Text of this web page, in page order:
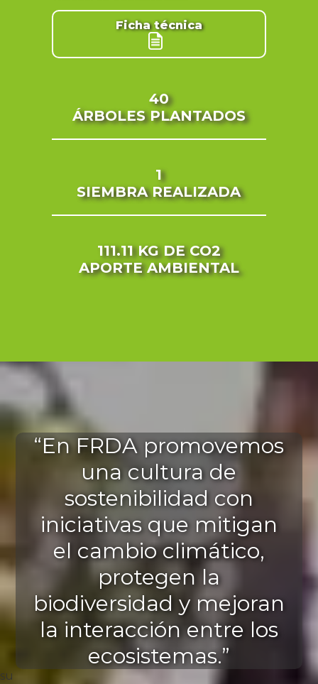
Ficha técnica
40
ÁRBOLES PLANTADOS
1
SIEMBRA REALIZADA
111.11 KGDE CO2
APORTE AMBIENTAL
“En FRDA promovemos
una cultura de
sostenibilidad con
iniciativas que mitigan
el cambio climático,
protegen la
biodiversidad y mejoran
la interacción entre los
ecosistemas.”
su